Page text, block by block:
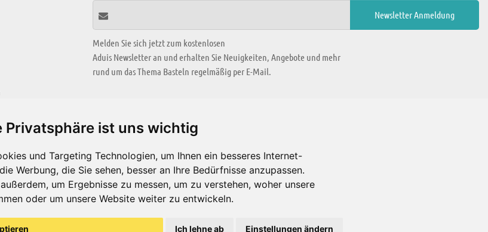
Privatsphäre ist uns wichtig
und Targeting Technologien, um Ihnen ein besseres Internet-
Werbung, die Sie sehen, besser an Ihre Bedürfnisse anzupassen.
um Ergebnisse zu messen, um zu verstehen, woher unsere
oder um unsere Website weiter zu entwickeln.
Ich lehne ab Einstellungen ändern
Melden Sie sich jetzt zum kostenlosen
Aduis Newsletter an und erhalten Sie Neuigkeiten, Angebote und mehr
rund um das Thema Basteln regelmäßig per E-Mail.
KREATIV ZONE
Alle Videos
Bastelideen
Arbeitsblätter
Es gibt uns auch in